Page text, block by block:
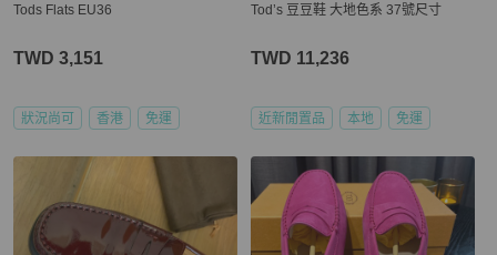
Tods Flats EU36
TWD 3,151
狀況尚可 香港 免運
Tod’s 豆豆鞋 大地色系 37號尺寸
TWD 11,236
近新閒置品 本地 免運